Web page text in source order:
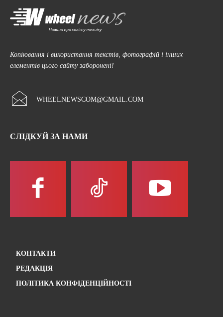
Копіювання і використання текстів, фотографій і інших
елементів цього сайту заборонені!
WHEELNEWSCOM@GMAIL.COM
СЛІДКУЙ ЗА НАМИ
КОНТАКТИ
РЕДАКЦІЯ
ПОЛІТИКА КОНФІДЕНЦІЙНОСТІ